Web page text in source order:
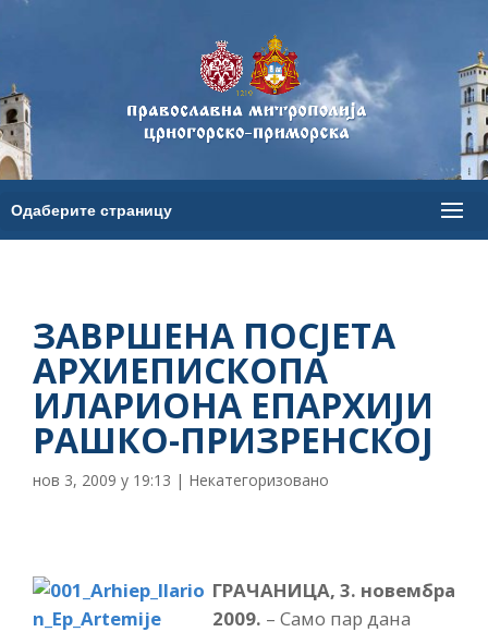
ЗАВРШЕНА ПОСЈЕТА
АРХИЕПИСКОПА
ИЛАРИОНА ЕПАРХИЈИ
РАШКО-ПРИЗРЕНСКОЈ
нов 3, 2009 у 19:13 | Некатегоризовано
ГРАЧАНИЦА, 3. новембра
2009. – Само пар дана